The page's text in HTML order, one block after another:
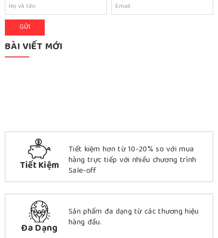
BÀI VIẾT MỚI
Tiết Kiệm
Tiết kiệm hơn từ 10-20% so với mua
hàng trực tiếp với nhiều chương trình
Sale-off
Đa Dạng
Sản phẩm đa dạng từ các thương hiệu
hàng đầu.